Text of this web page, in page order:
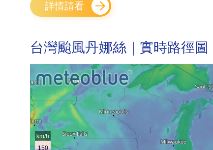
詳情請看
台灣颱風丹娜絲｜實時路徑圖